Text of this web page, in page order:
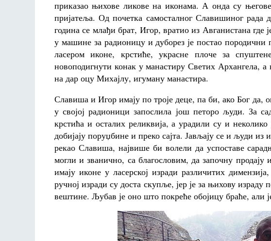
приказао њихове ликове на иконама. А онда су
пријатеља. Од почетка самосталног Славишиног
година се млађи брат, Игор, вратио из Авганистана
у машине за радионицу и дуборез је постао породични
ласером иконе, крстиће, украсне плоче за
новоподигнути конак у манастиру Светих Архангела,
на дар оцу Михајлу, игуману манастира.
Славиша и Игор имају по троје деце, па би, ако Бог да,
у својој радионици запослила још петоро људи. За
крстића и осталих реликвија, а урадили су и
добијају поруџбине и преко сајта. Јављају се и људи
рекао Славиша, највише би волели да успоставе
могли и званично, са благословим, да започну
имају иконе у ласерској изради различитих
ручној изради су доста скупље, јер је за њихову
вештине. Љубав је оно што покреће обојицу браће, али